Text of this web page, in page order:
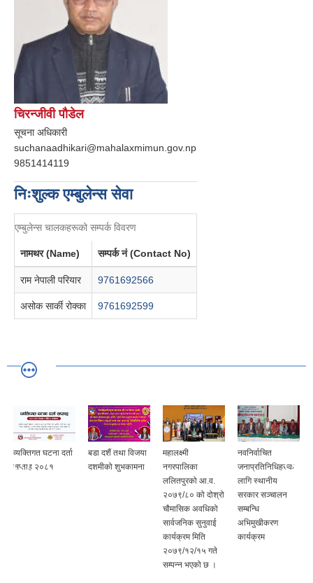
चिरन्जीवी पौडेल
सूचना अधिकारी
suchanaadhikari@mahalaxmimun.gov.np
9851414119
निःशुल्क एम्बुलेन्स सेवा
एम्बुलेन्स चालकहरूको सम्पर्क विवरण
नामथर (Name) सम्पर्क नं (Contact No)
राम नेपाली परियार 9761692566
असोक सार्की रोक्का 9761692599
व्यक्तिगत घटना दर्ता
सप्ताह २०८१
बडा दशैं तथा विजया
दशमीको शुभकामना
महालक्ष्मी
नगरपालिका
ललितपुरको आ.व.
२०७९/८० को दोश्रो
चौमासिक अवधिको
सार्वजनिक सुनुवाई
कार्यक्रम मिति
२०७९/१२/१५ गते
सम्पन्न भएको छ ।
नवनिर्वाचित
जनाप्रतिनिधिहरुक
लागि स्थानीय
सरकार सञ्चालन
सम्बन्धि
अभिमुखीकरण
कार्यक्रम